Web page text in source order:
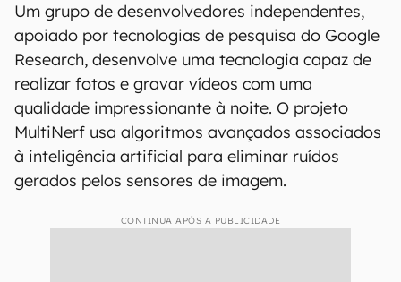
Um grupo de desenvolvedores independentes,
apoiado por tecnologias de pesquisa do Google
Research, desenvolve uma tecnologia capaz de
realizar fotos e gravar vídeos com uma
qualidade impressionante à noite. O projeto
MultiNerf usa algoritmos avançados associados
à inteligência artificial para eliminar ruídos
gerados pelos sensores de imagem.
CONTINUA APÓS A PUBLICIDADE